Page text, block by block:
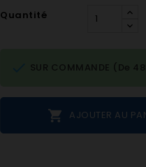
Quantité
 AJOUTER AU
SUR COMMANDE (De